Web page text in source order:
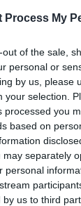
Process My
out of the sale,
personal or
by us, please
your selection.
processed you
based on
may separately
personal
by us to third
, SCA
,
, Vida Arena,
League
,
, Tiposbet
, Vida
, Vida